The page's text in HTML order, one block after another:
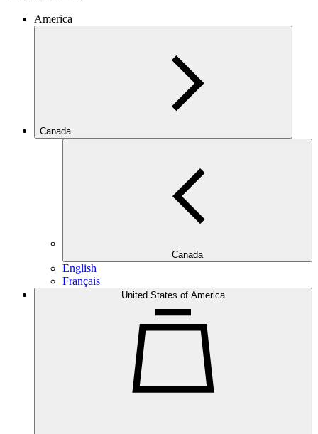
America
Canada
Canada
English
Français
United States of America